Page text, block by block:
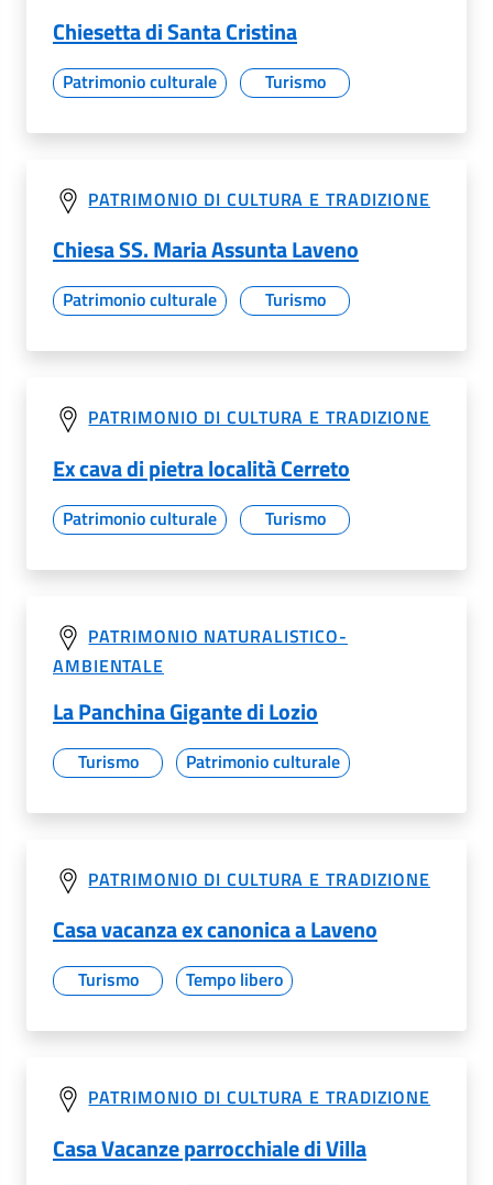
Chiesetta di Santa Cristina
Patrimonio culturale Turismo
PATRIMONIO DI CULTURA E TRADIZIONE
Chiesa SS. Maria Assunta Laveno
Patrimonio culturale Turismo
PATRIMONIO DI CULTURA E TRADIZIONE
Ex cava di pietra località Cerreto
Patrimonio culturale Turismo
PATRIMONIO NATURALISTICO-
AMBIENTALE
La Panchina Gigante di Lozio
Turismo Patrimonio culturale
PATRIMONIO DI CULTURA E TRADIZIONE
Casa vacanza ex canonica a Laveno
Turismo Tempo libero
PATRIMONIO DI CULTURA E TRADIZIONE
Casa Vacanze parrocchiale di Villa